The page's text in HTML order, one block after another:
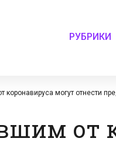
РУБРИКИ
коронавируса могут отнести
от